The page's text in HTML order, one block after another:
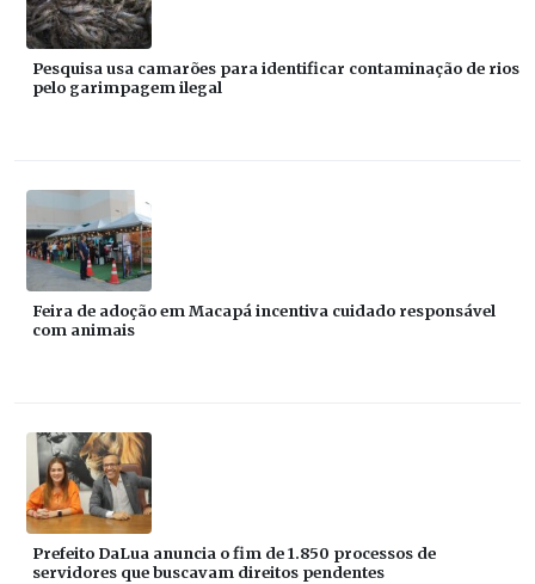
Pesquisa usa camarões para identificar contaminação de rios
pelo garimpagem ilegal
Feira de adoção em Macapá incentiva cuidado responsável
com animais
Prefeito DaLua anuncia o fim de 1.850 processos de
servidores que buscavam direitos pendentes